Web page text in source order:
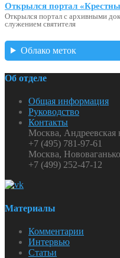
Открылся портал
Открылся портал с архивными
служением святителя
Облако меток
Об отделе
Общая информация
Руководство
Контакты
Москва, Андреевская
+7 (495) 781-97-61
Москва,
+7 (499) 252-47-12
Материалы
Комментарии
Интервью
Статьи